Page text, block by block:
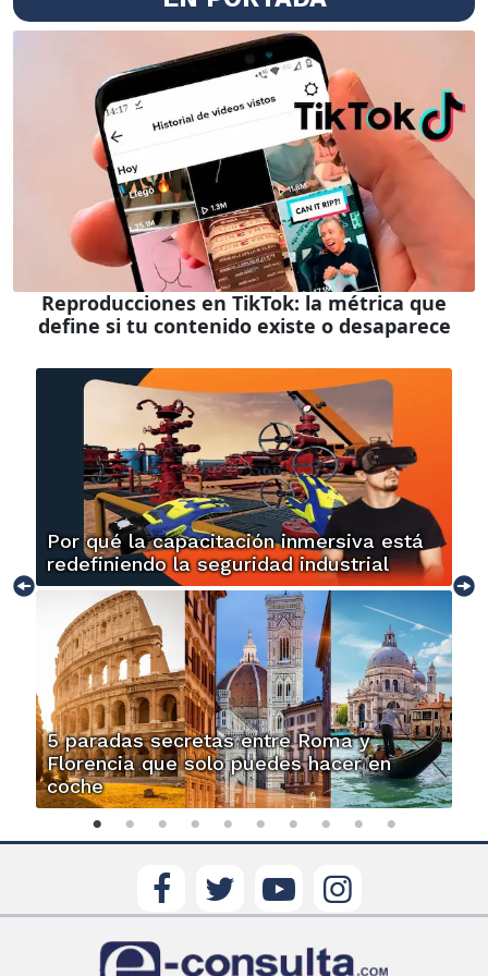
Reproducciones en TikTok: la métrica que
define si tu contenido existe o desaparece
Por qué la capacitación inmersiva está
redefiniendo la seguridad industrial
5 paradas secretas entre Roma y
Florencia que solo puedes hacer en
coche